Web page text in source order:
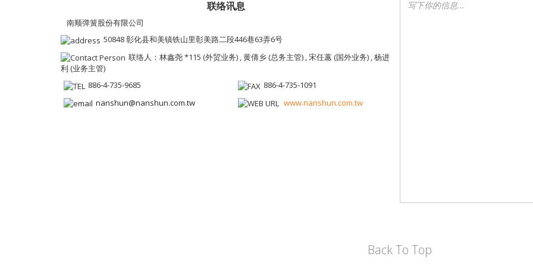
联络讯息
南顺弹簧股份有限公司
50848 彰化县和美镇铁山里彰美路二段446巷63弄6号
联络人：林鑫尧 *115 (外贸业务) , 黄倩乡 (总务主管) , 宋任蕙 (国外业务) , 杨进
利 (业务主管)
886-4-735-9685
886-4-735-1091
nanshun@nanshun.com.tw
www.nanshun.com.tw
Back To Top